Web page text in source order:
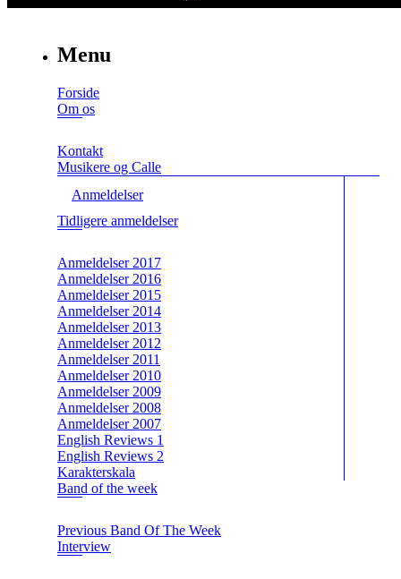
Menu
Forside
Om os
Kontakt
Musikere og Calle
Anmeldelser
Tidligere anmeldelser
Anmeldelser 2017
Anmeldelser 2016
Anmeldelser 2015
Anmeldelser 2014
Anmeldelser 2013
Anmeldelser 2012
Anmeldelser 2011
Anmeldelser 2010
Anmeldelser 2009
Anmeldelser 2008
Anmeldelser 2007
English Reviews 1
English Reviews 2
Karakterskala
Band of the week
Previous Band Of The Week
Interview